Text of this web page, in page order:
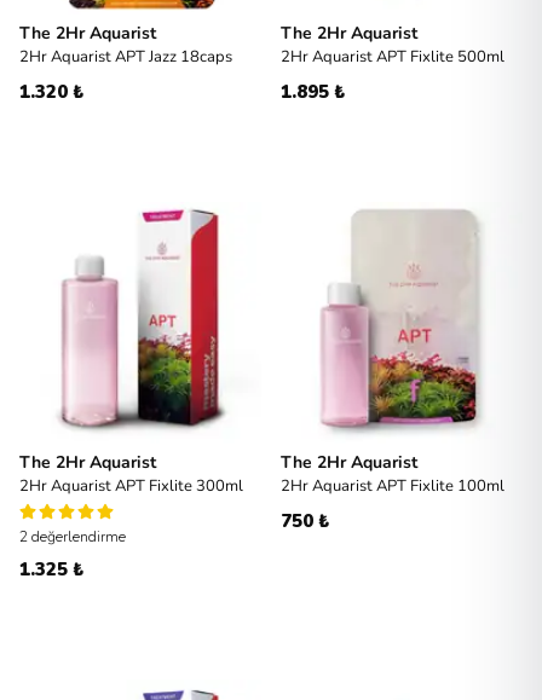
The 2Hr Aquarist
2Hr Aquarist APT Jazz 18caps
1.320 ₺
The 2Hr Aquarist
2Hr Aquarist APT Fixlite 500ml
1.895 ₺
The 2Hr Aquarist
2Hr Aquarist APT Fixlite 300ml
2 değerlendirme
1.325 ₺
The 2Hr Aquarist
2Hr Aquarist APT Fixlite 100ml
750 ₺